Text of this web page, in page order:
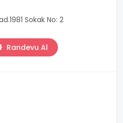
Sokak No: 2
Randevu Al